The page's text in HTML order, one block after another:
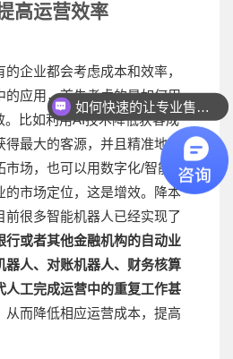
高运营效率
企业都会考虑成本和效率，
的应用，首先考虑的是如何用
比如利用AI技术降低获客成
最大的客源，并且精准地定
市场，也可以用数字化/智能化
的市场定位，这是增效。降本
前很多智能机器人已经实现了
行或者其他金融机构的自动业
器人、对账机器人、财务核算
人工完成运营中的重复工作甚
从而降低相应运营成本，提高